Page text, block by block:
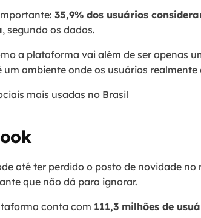
35,9% dos usuários
, segundo os dados.
a plataforma vai além de ser apenas
um ambiente onde os usuários realmente
até ter perdido o posto de novidade no
que não dá para ignorar.
conta com 111,3 milhões de